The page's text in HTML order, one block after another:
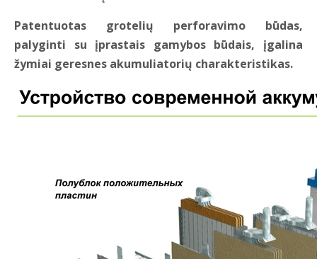
Patentuotas grotelių perforavimo būdas,
palyginti su įprastais gamybos būdais, įgalina
žymiai geresnes akumuliatorių charakteristikas.